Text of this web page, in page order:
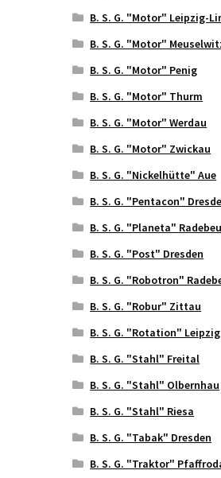
B. S. G. "Motor" Leipzig-
B. S. G. "Motor"
B. S. G. "Motor" Penig
B. S. G. "Motor" Thurm
B. S. G. "Motor" Werdau
B. S. G. "Motor" Zwickau
B. S. G. "Nickelhütte" Aue
B. S. G. "Pentacon"
B. S. G. "Planeta"
B. S. G. "Post" Dresden
B. S. G. "Robotron"
B. S. G. "Robur" Zittau
B. S. G. "Rotation" Leipzig
B. S. G. "Stahl" Freital
B. S. G. "Stahl" Olbernhau
B. S. G. "Stahl" Riesa
B. S. G. "Tabak" Dresden
B. S. G. "Traktor"